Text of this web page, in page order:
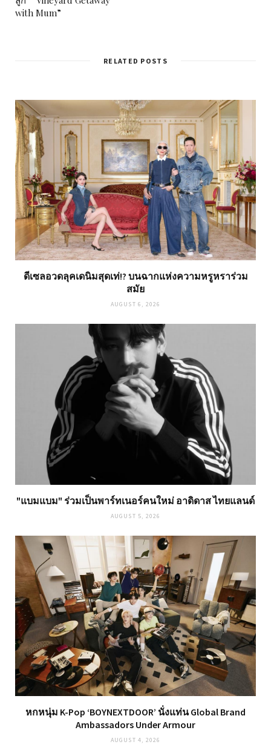
with Mum”
RELATED POSTS
ดีเซลอวดลุคเดนิมสุดเท่!? บนฉากแห่งความหรูหราร่วม
สมัย
AUGUST 6, 2026
"แบมแบม" ร่วมเป็นพาร์ทเนอร์คนใหม่ อาดิดาส ไทยแลนด์
AUGUST 5, 2026
หกหนุ่ม K-Pop ‘BOYNEXTDOOR’ นั่งแท่น Global Brand
Ambassadors Under Armour
AUGUST 4, 2026